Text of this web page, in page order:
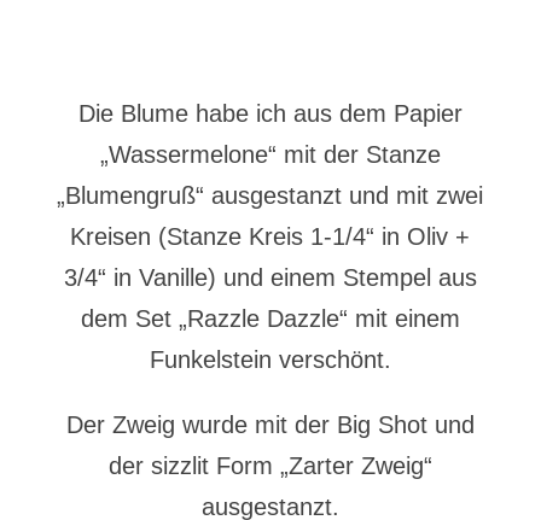
Die Blume habe ich aus dem Papier
„Wassermelone“ mit der Stanze
„Blumengruß“ ausgestanzt und mit zwei
Kreisen (Stanze Kreis 1-1/4“ in Oliv +
3/4“ in Vanille) und einem Stempel aus
dem Set „Razzle Dazzle“ mit einem
Funkelstein verschönt.
Der Zweig wurde mit der Big Shot und
der sizzlit Form „Zarter Zweig“
ausgestanzt.